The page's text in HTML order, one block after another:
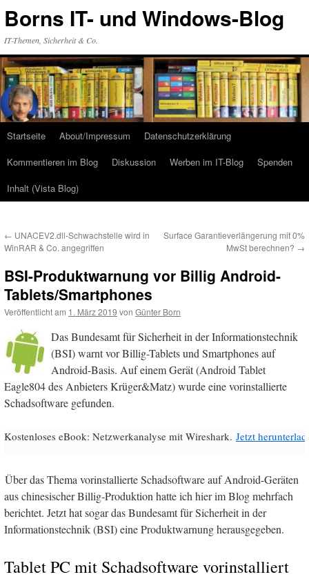
Inhalt
Borns IT- und Windows-Blog
IT-Themen, Sicherheit & Co.
Startseite About/Impressum
Datenschutzerklärung
Kommentieren im Blog
Diskussion Werben im IT-Blog
Spenden
Inhalt (Vista Blog)
← UNACEV2.dll-Schwachstelle wird in
WinRAR & Co. angegriffen
Surface Garantieverlängerung mit 0%
MwSt berechnen? →
BSI-Produktwarnung vor Billig Android-
Tablets/Smartphones
Veröffentlicht am 1. März 2019 von Günter Born
Das Bundesamt für Sicherheit in der Informationstechnik
(BSI) warnt vor Billig-Tablets und Smartphones auf
Android-Basis. Auf einem Gerät (Android Tablet
Eagle804 des Anbieters Krüger&Matz) wurde eine vorinstallierte
Schadsoftware gefunden.
Kostenloses eBook: Netzwerkanalyse mit Wireshark. Jetzt
Über das Thema vorinstallierte Schadsoftware auf Android-Geräten
aus chinesischer Billig-Produktion hatte ich hier im Blog mehrfach
berichtet. Jetzt hat sogar das Bundesamt für Sicherheit in der
Informationstechnik (BSI) eine Produktwarnung herausgegeben.
Tablet PC mit Schadsoftware vorinstalliert